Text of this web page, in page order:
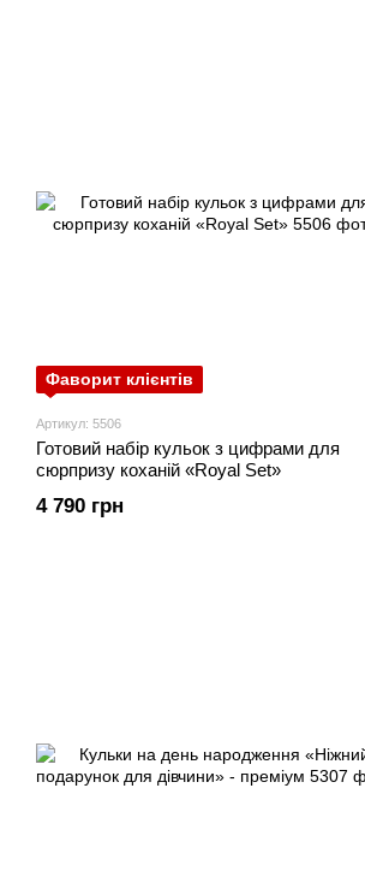
Фаворит клієнтів
Артикул: 5506
Готовий набір кульок з цифрами для
сюрпризу коханій «Royal Set»
4 790 грн